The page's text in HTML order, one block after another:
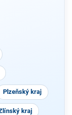
Plzeňský kraj
kraj